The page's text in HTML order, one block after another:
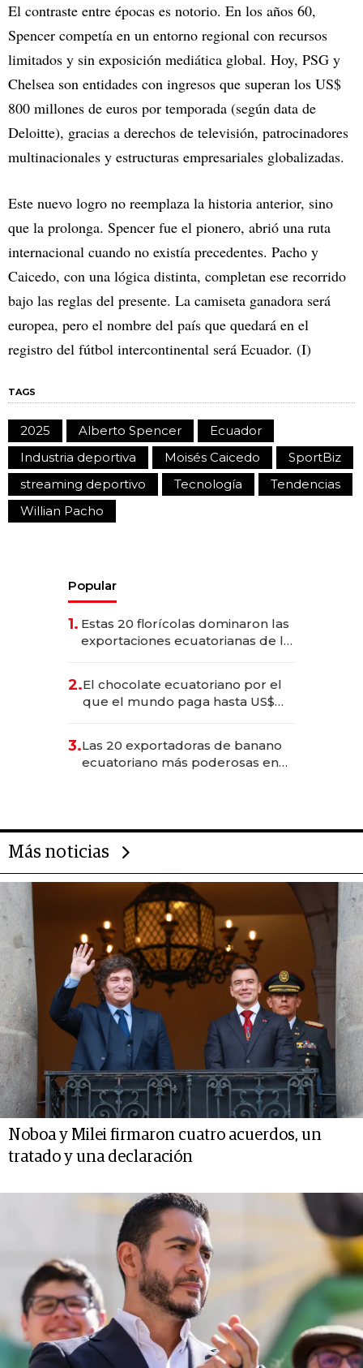
El contraste entre épocas es notorio. En los años 60,
Spencer competía en un entorno regional con recursos
limitados y sin exposición mediática global. Hoy, PSG y
Chelsea son entidades con ingresos que superan los US$
800 millones de euros por temporada (según data de
Deloitte), gracias a derechos de televisión, patrocinadores
multinacionales y estructuras empresariales globalizadas.
Este nuevo logro no reemplaza la historia anterior, sino
que la prolonga. Spencer fue el pionero, abrió una ruta
internacional cuando no existía precedentes. Pacho y
Caicedo, con una lógica distinta, completan ese recorrido
bajo las reglas del presente. La camiseta ganadora será
europea, pero el nombre del país que quedará en el
registro del fútbol intercontinental será Ecuador. (I)
TAGS
2025 Alberto Spencer
Ecuador
Industria deportiva
Moisés Caicedo
SportBiz
streaming deportivo
Tecnología
Tendencias
Willian Pacho
Popular
1. Estas 20 florícolas dominaron las
exportaciones ecuatorianas de la
2.El chocolate ecuatoriano por el
que el mundo paga hasta US$
3.Las 20 exportadoras de banano
ecuatoriano más poderosas en
Más noticias
Noboa y Milei firmaron cuatro acuerdos, un
tratado y una declaración